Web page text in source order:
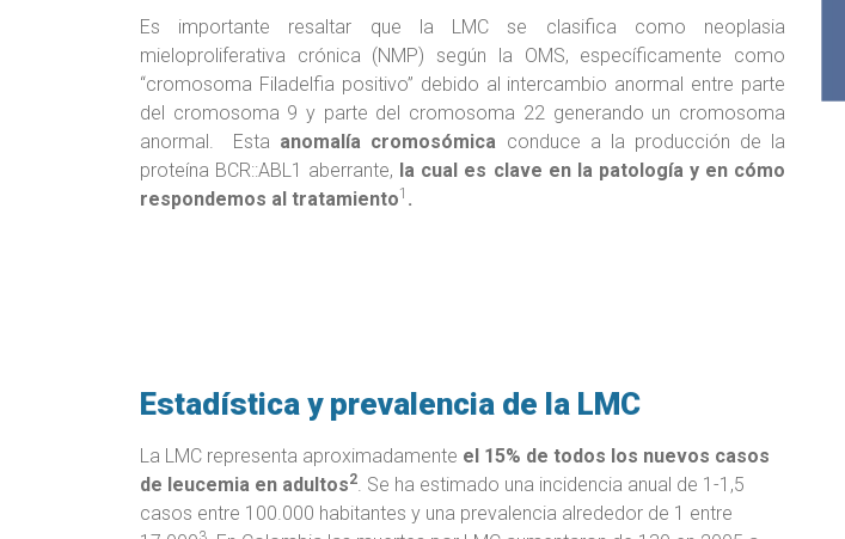
Es importante resaltar que la LMC se clasifica como neoplasia
mieloproliferativa crónica (NMP) según la OMS, específicamente como
“cromosoma Filadelfia positivo” debido al intercambio anormal entre parte
del cromosoma 9 y parte del cromosoma 22 generando un cromosoma
anormal. Esta anomalía cromosómica conduce a la producción de la
proteína BCR::ABL1 aberrante, la cual es clave en la patología y en cómo
respondemos al tratamiento1 .
Estadística y prevalencia de la LMC
La LMC representa aproximadamente el 15% de todos los nuevos casos
de leucemia en adultos2. Se ha estimado una incidencia anual de 1-1,5
casos entre 100.000 habitantes y una prevalencia alrededor de 1 entre